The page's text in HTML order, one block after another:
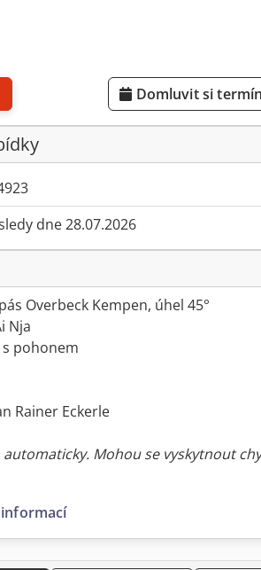
Domluvit si
dne 28.07.2026
Overbeck Kempen, úhel 45°
Nja
s pohonem
Rainer Eckerle
Mohou se vyskytnout